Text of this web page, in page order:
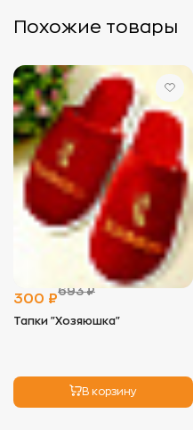
без моющего средства.
- Стирать изделия
избежать зацепок.
- Используйте мягкие
предпочтительно гели,
количество
впитывающие свойства
- Оптимальная
некоторых случаях
допустимо повышение
регулярно стирать при
рекомендуется.
2.Сушка:
- Избегайте
солнечных лучей,
- Идеальный вариант —
можно использовать
низких оборотах. Это
мягкость изделия.
используйте режим
температурой.
Похожие товары
300 ₽
693 ₽
Тапки "Хозяюшка"
В корзину